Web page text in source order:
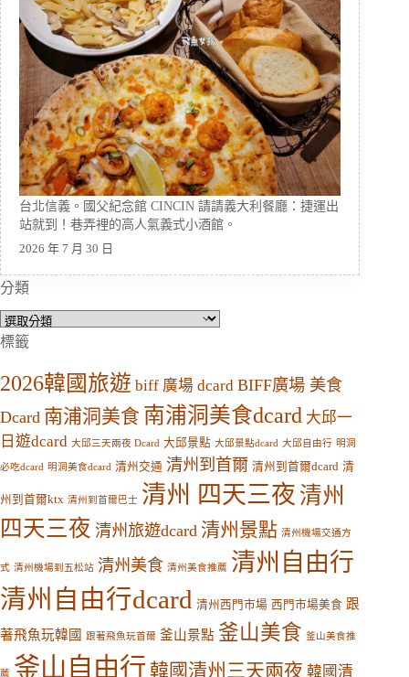
台北信義。國父紀念館 CINCIN 請請義大利餐廳：捷運出
站就到！巷弄裡的高人氣義式小酒館。
2026 年 7 月 30 日
分類
分
類
標籤
2026韓國旅遊 biff 廣場 dcard BIFF廣場 美食
Dcard 南浦洞美食 南浦洞美食dcard 大邱一
日遊dcard 大邱三天兩夜 Dcard 大邱景點 大邱景點dcard 大邱自由行 明洞
必吃dcard 明洞美食dcard 清州交通 清州到首爾 清州到首爾dcard 清
州到首爾ktx 清州到首爾巴士 清州 四天三夜 清州
四天三夜 清州旅遊dcard 清州景點 清州機場交通方
式 清州機場到五松站 清州美食 清州美食推薦 清州自由行
清州自由行dcard 清州西門市場 西門市場美食 跟
著飛魚玩韓國 跟著飛魚玩首爾 釜山景點 釜山美食 釜山美食推
薦 釜山自由行 韓國清州三天兩夜 韓國清